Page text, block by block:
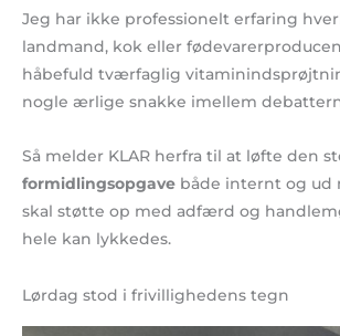
Jeg har ikke professionelt erfaring
landmand, kok eller
håbefuld tværfaglig
nogle ærlige snakke imellem
Så melder KLAR herfra til at løfte den
formidlingsopgave både internt og ud
skal støtte op med adfærd og
hele kan lykkedes.
Lørdag stod i frivillighedens tegn